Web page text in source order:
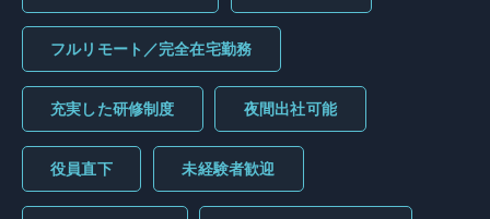
フルリモート／完全在宅勤務
充実した研修制度 夜間出社可能
役員直下 未経験者歓迎